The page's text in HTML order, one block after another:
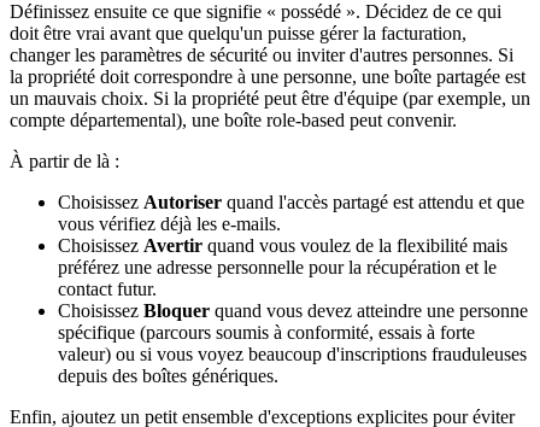
Définissez ensuite ce que signifie « possédé ». Décidez de ce qui
doit être vrai avant que quelqu'un puisse gérer la facturation,
changer les paramètres de sécurité ou inviter d'autres personnes. Si
la propriété doit correspondre à une personne, une boîte partagée est
un mauvais choix. Si la propriété peut être d'équipe (par exemple, un
compte départemental), une boîte role-based peut convenir.
À partir de là :
Choisissez Autoriser quand l'accès partagé est attendu et que
vous vérifiez déjà les e-mails.
Choisissez Avertir quand vous voulez de la flexibilité mais
préférez une adresse personnelle pour la récupération et le
contact futur.
Choisissez Bloquer quand vous devez atteindre une personne
spécifique (parcours soumis à conformité, essais à forte
valeur) ou si vous voyez beaucoup d'inscriptions frauduleuses
depuis des boîtes génériques.
Enfin, ajoutez un petit ensemble d'exceptions explicites pour éviter